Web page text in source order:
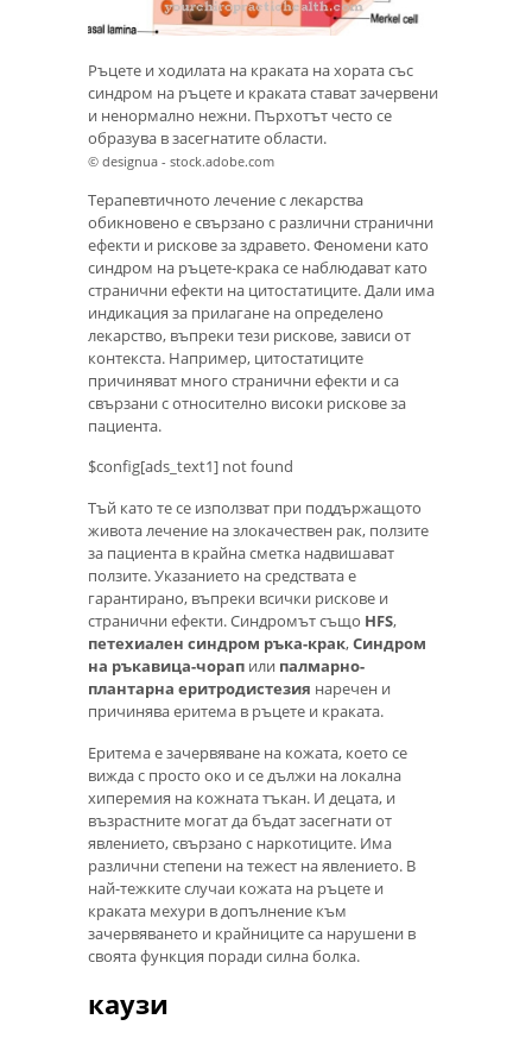
Ръцете и ходилата на краката на хората със
синдром на ръцете и краката стават зачервени
и ненормално нежни. Пърхотът често се
образува в засегнатите области.
© designua - stock.adobe.com
Терапевтичното лечение с лекарства
обикновено е свързано с различни странични
ефекти и рискове за здравето. Феномени като
синдром на ръцете-крака се наблюдават като
странични ефекти на цитостатиците. Дали има
индикация за прилагане на определено
лекарство, въпреки тези рискове, зависи от
контекста. Например, цитостатиците
причиняват много странични ефекти и са
свързани с относително високи рискове за
пациента.
$config[ads_text1] not found
Тъй като те се използват при поддържащото
живота лечение на злокачествен рак, ползите
за пациента в крайна сметка надвишават
ползите. Указанието на средствата е
гарантирано, въпреки всички рискове и
странични ефекти. Синдромът също HFS,
петехиален синдром ръка-крак,Синдром
на ръкавица-чорап или палмарно-
плантарна еритродистезия наречен и
причинява еритема в ръцете и краката.
Еритема е зачервяване на кожата, което се
вижда с просто око и се дължи на локална
хиперемия на кожната тъкан. И децата, и
възрастните могат да бъдат засегнати от
явлението, свързано с наркотиците. Има
различни степени на тежест на явлението. В
най-тежките случаи кожата на ръцете и
краката мехури в допълнение към
зачервяването и крайниците са нарушени в
своята функция поради силна болка.
каузи